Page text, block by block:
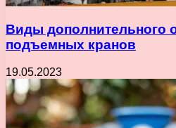
Виды дополнительного
подъемных кранов
19.05.2023